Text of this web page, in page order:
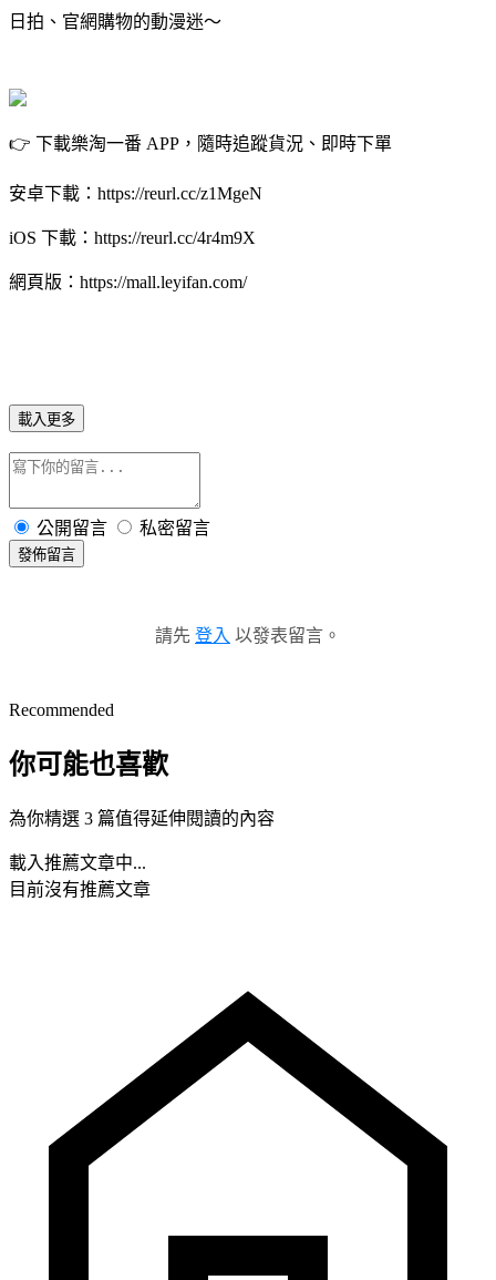
日拍、官網購物的動漫迷～
👉 下載樂淘一番 APP，隨時追蹤貨況、即時下單
安卓下載：https://reurl.cc/z1MgeN
iOS 下載：https://reurl.cc/4r4m9X
網頁版：https://mall.leyifan.com/
載入更多
公開留言 私密留言
發佈留言
請先 登入 以發表留言。
Recommended
你可能也喜歡
為你精選 3 篇值得延伸閱讀的內容
載入推薦文章中...
目前沒有推薦文章